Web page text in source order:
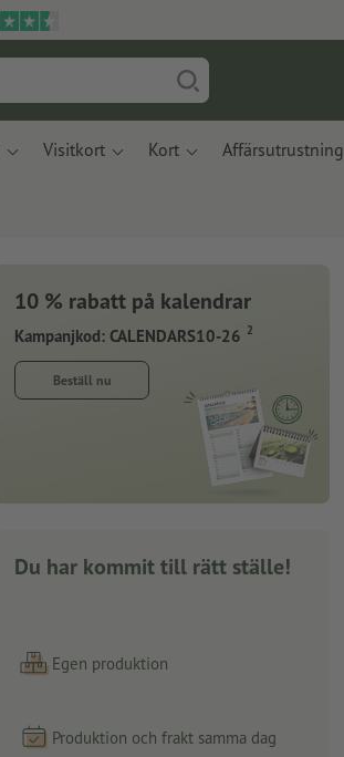
Visitkort Kort Affärsutrustning
10 % rabatt på kalendrar
Kampanjkod: CALENDARS10-26 2
Beställ nu
Du har kommit till rätt ställe!
Egen produktion
Produktion och frakt samma dag